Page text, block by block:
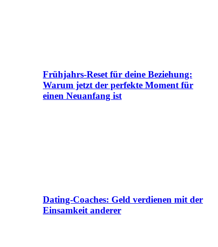
Frühjahrs-Reset für deine Beziehung:
Warum jetzt der perfekte Moment für
einen Neuanfang ist
Dating-Coaches: Geld verdienen mit der
Einsamkeit anderer